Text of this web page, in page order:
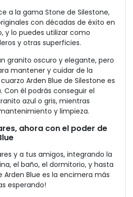
a la gama Stone de Silestone,
con décadas de éxito en
y lo puedes utilizar como
y otras superficies.
granito oscuro y elegante, pero
mantener y cuidar de la
Arden Blue de Silestone es
él podrás conseguir el
azul o gris, mientras
y limpieza.
ahora con el poder de
y a tus amigos, integrando la
el baño, el dormitorio, y hasta
Arden Blue es la encimera más
esperando!